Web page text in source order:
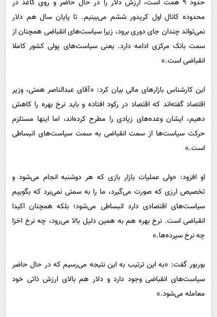
حدود ۹ همت است، ارزش دلار را در حال حاضر و روی کاغذ در
محدوده کانال اول کریدور ششم می‌بینیم. تا پایان سال هم دلار
نمی‌تواند چندان جای دوری برود، زیرا سیاست‌های انقباضی همچنان از
سمت بانک مرکزی ادامه دارد. یعنی سیاست‌های پولی کشور کاملا
انقباضی است.»
این کارشناس بازار‌های مالی بیان کرد: «آقای عبدالناصر همتی، وزیر
اقتصاد گفته‌اند که اقتصاد در رکود افتاده و باید نرخ بهره را کاهش
دهیم، ایشان وعده‌های زیادی را مطرح کرده‌اند، اما اینها مستلزم
حرکت سیاست‌ها از سمت انقباضی به سمت سیاست‌های انبساطی
است.»
او افزود: «ولی عملیات بازار بازی که هر دوشنبه انجام می‌شود و
تخصیص ارزی که صورت می‌گیرد، ما را به سمتی نمی‌برد که بگوییم
سیاست‌های اقتصادی دارد انبساطی می‌شود؛ بلکه همچنان اکیدا
انقباضی است. نرخ بهره هم به همین دلیل بالا می‌رود، چه نرخ اخزا
چه نرخ سپرده‌ها.»
بوربور گفت: «به این ترتیب به این نتیجه می‌رسیم که در حال حاضر
سیاست‌های انقباضی وجود دارد و دلار هم بالای ارزش ذاتی خود
معامله می‌شود.»